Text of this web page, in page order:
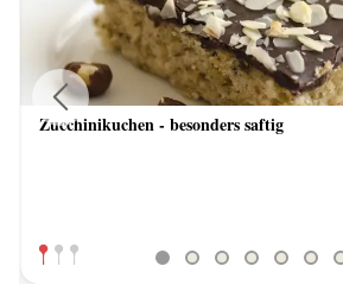
Zucchinikuchen - besonders saftig
Previous